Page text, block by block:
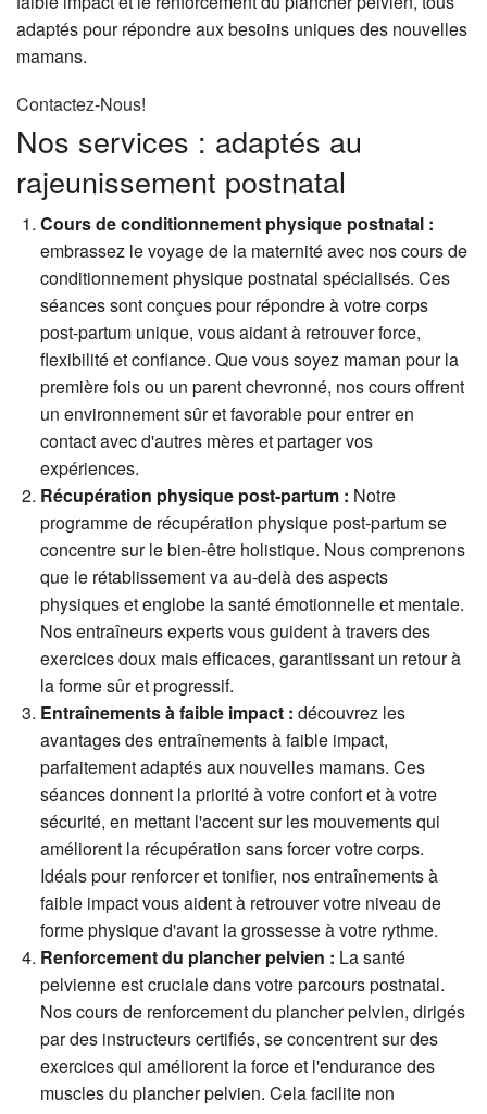
adaptés pour répondre aux besoins uniques des nouvelles
mamans.
Contactez-Nous!
Nos services : adaptés au
rajeunissement postnatal
Cours de conditionnement physique postnatal :
embrassez le voyage de la maternité avec nos cours de
conditionnement physique postnatal spécialisés. Ces
séances sont conçues pour répondre à votre corps
post-partum unique, vous aidant à retrouver force,
flexibilité et confiance. Que vous soyez maman pour la
première fois ou un parent chevronné, nos cours offrent
un environnement sûr et favorable pour entrer en
contact avec d'autres mères et partager vos
expériences.
Récupération physique post-partum : Notre
programme de récupération physique post-partum se
concentre sur le bien-être holistique. Nous comprenons
que le rétablissement va au-delà des aspects
physiques et englobe la santé émotionnelle et mentale.
Nos entraîneurs experts vous guident à travers des
exercices doux mais efficaces, garantissant un retour à
la forme sûr et progressif.
Entraînements à faible impact : découvrez les
avantages des entraînements à faible impact,
parfaitement adaptés aux nouvelles mamans. Ces
séances donnent la priorité à votre confort et à votre
sécurité, en mettant l'accent sur les mouvements qui
améliorent la récupération sans forcer votre corps.
Idéals pour renforcer et tonifier, nos entraînements à
faible impact vous aident à retrouver votre niveau de
forme physique d'avant la grossesse à votre rythme.
Renforcement du plancher pelvien : La santé
pelvienne est cruciale dans votre parcours postnatal.
Nos cours de renforcement du plancher pelvien, dirigés
par des instructeurs certifiés, se concentrent sur des
exercices qui améliorent la force et l'endurance des
muscles du plancher pelvien. Cela facilite non